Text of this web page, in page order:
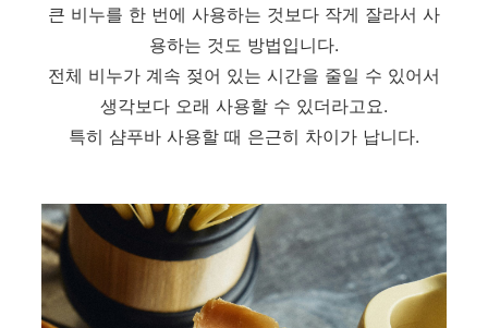
큰 비누를 한 번에 사용하는 것보다 작게 잘라서 사
용하는 것도 방법입니다.
전체 비누가 계속 젖어 있는 시간을 줄일 수 있어서
생각보다 오래 사용할 수 있더라고요.
특히 샴푸바 사용할 때 은근히 차이가 납니다.